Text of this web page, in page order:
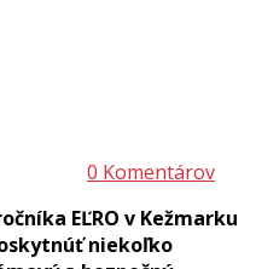
0 Komentárov
EĽRO v Kežmarku
niekoľko